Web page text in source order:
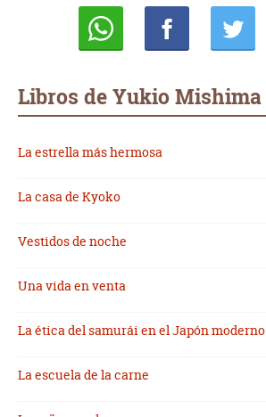
Libros de Yukio Mishima
La estrella más hermosa
La casa de Kyoko
Vestidos de noche
Una vida en venta
La ética del samurái en el Japón moderno
La escuela de la carne